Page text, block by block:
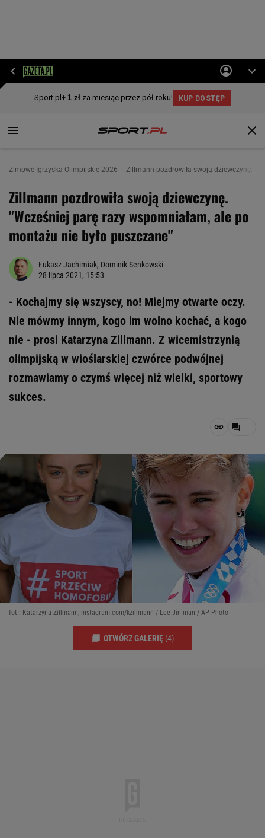
Zimowe Igrzyska Olimpijskie 2026 Zillmann pozdrowiła swoją dziewczynę.
Zillmann pozdrowiła swoją dziewczynę.
"Wcześniej parę razy wspomniałam, ale po
montażu nie było puszczane"
Łukasz Jachimiak, Dominik Senkowski
28 lipca 2021, 15:53
- Kochajmy się wszyscy, no! Miejmy otwarte oczy.
Nie mówmy innym, kogo im wolno kochać, a kogo
nie - prosi Katarzyna Zillmann. Z wicemistrzynią
olimpijską w wioślarskiej czwórce podwójnej
rozmawiamy o czymś więcej niż wielki, sportowy
sukces.
fot.: Katarzyna Zillmann, instagram.com/kzillmann / Lee Jin-man / AP Photo
OTWÓRZ GALERIĘ (4)